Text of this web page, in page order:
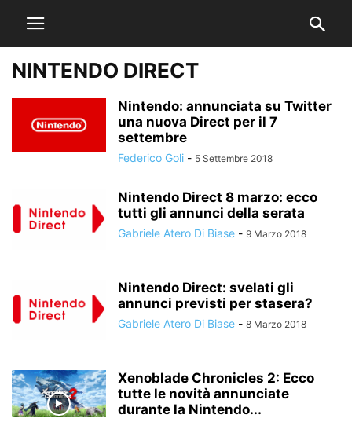
NINTENDO DIRECT
Nintendo: annunciata su Twitter
una nuova Direct per il 7
settembre
Federico Goli - 5 Settembre 2018
Nintendo Direct 8 marzo: ecco
tutti gli annunci della serata
Gabriele Atero Di Biase - 9 Marzo 2018
Nintendo Direct: svelati gli
annunci previsti per stasera?
Gabriele Atero Di Biase - 8 Marzo 2018
Xenoblade Chronicles 2: Ecco
tutte le novità annunciate
durante la Nintendo...